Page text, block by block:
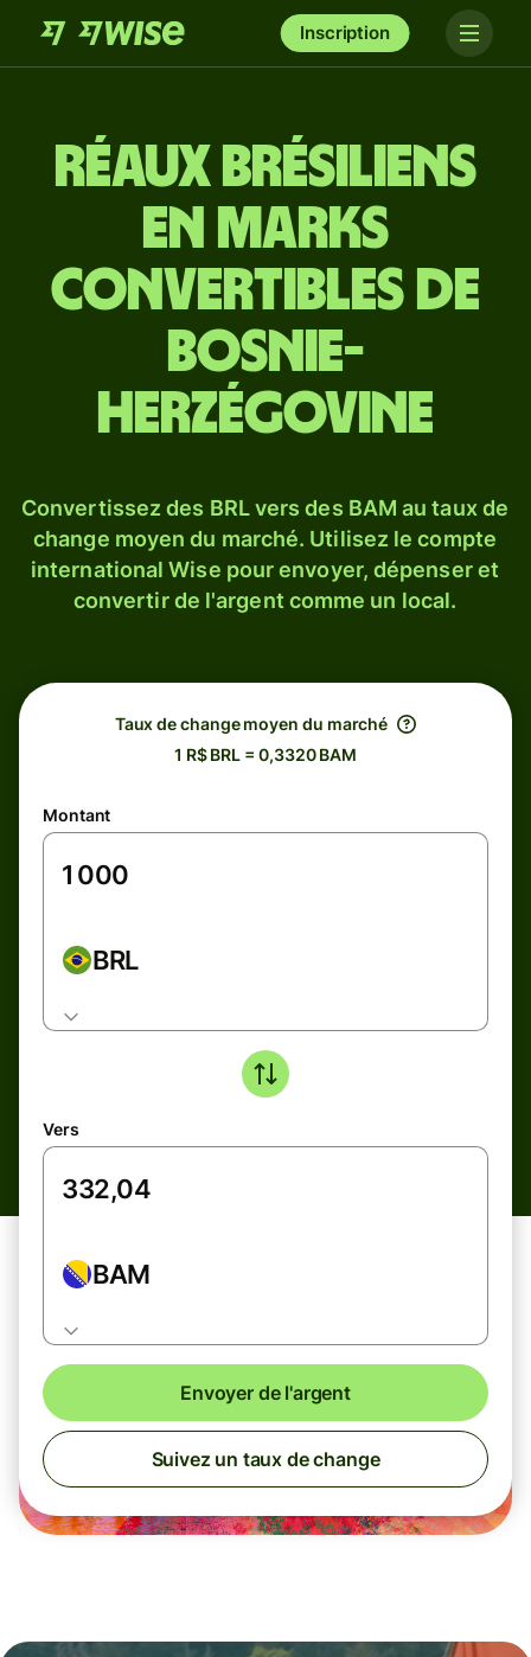
Inscription
Réaux brésiliens
en marks
convertibles de
Bosnie-
Herzégovine
Convertissez des BRL vers des BAM au taux de
change moyen du marché. Utilisez le compte
international Wise pour envoyer, dépenser et
convertir de l'argent comme un local.
Taux de change moyen du marché
1 R$ BRL = 0,3320 BAM
Montant
BRL
Vers
BAM
Envoyer de l'argent
Suivez un taux de change